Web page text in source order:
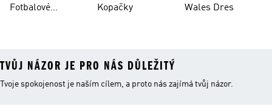
Fotbalové
Kopačky Wales Dres
TVŮJ NÁZOR JE PRO NÁS DŮLEŽITÝ
Tvoje spokojenost je naším cílem, a proto nás zajímá tvůj názor.